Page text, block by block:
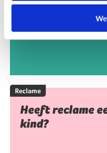
Reclame
Heeft reclame
kind?